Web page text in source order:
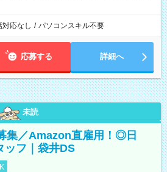
対応なし / パソコンスキル不要
応募する 詳細へ
未読
集／Amazon直雇用！◎日
フ｜袋井DS